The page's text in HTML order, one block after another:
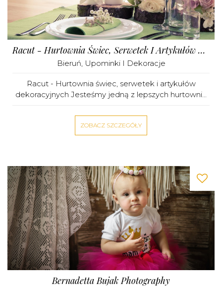
Racut - Hurtownia Świec, Serwetek I Artykułów Dekoracyjnych
Bieruń, Upominki I Dekoracje
Racut - Hurtownia świec, serwetek i artykułów
dekoracyjnych Jesteśmy jedną z lepszych hurtowni...
ZOBACZ SZCZEGÓŁY
Bernadetta Bujak Photography